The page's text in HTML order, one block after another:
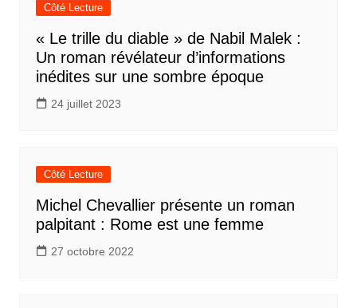
Côté Lecture
« Le trille du diable » de Nabil Malek :
Un roman révélateur d’informations
inédites sur une sombre époque
24 juillet 2023
Côté Lecture
Michel Chevallier présente un roman
palpitant : Rome est une femme
27 octobre 2022